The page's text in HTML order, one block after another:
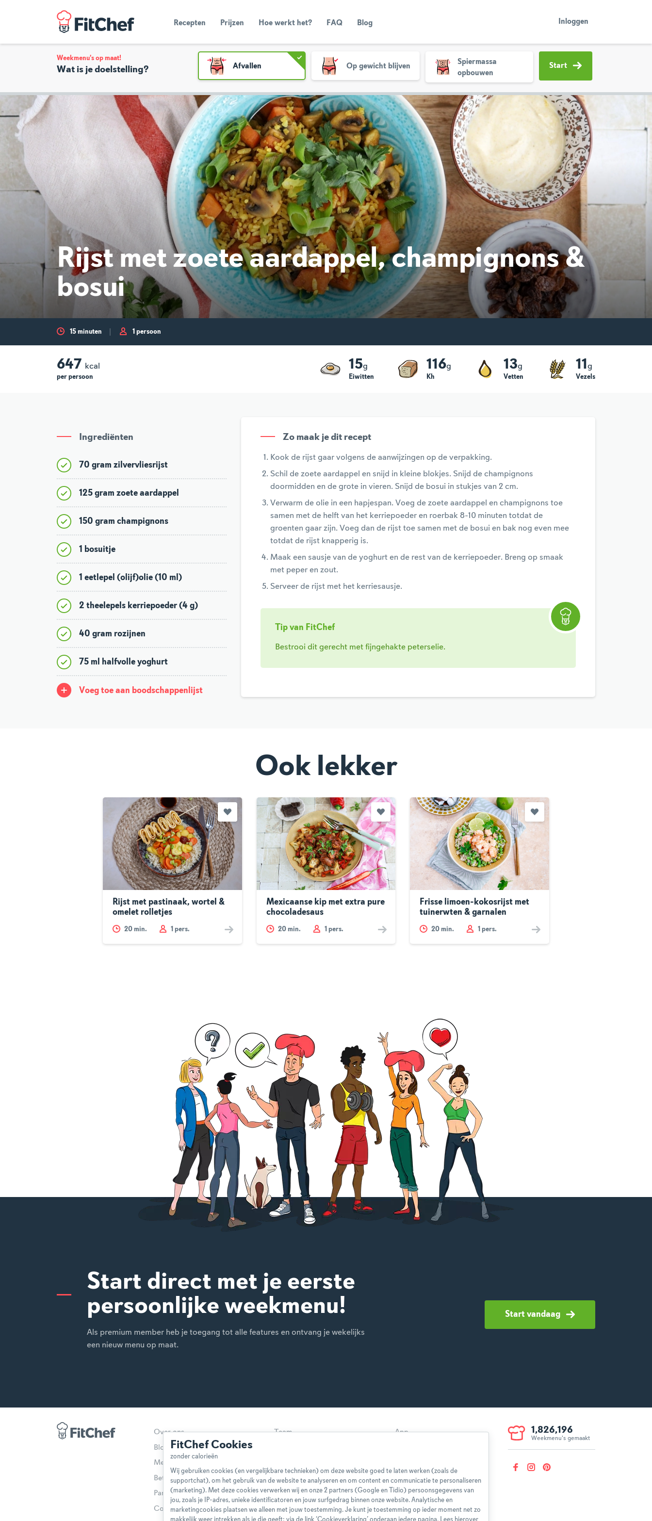
Recepten Prijzen Hoe werkt het? FAQ Blog Inloggen
Weekmenu's op maat!
Wat is je doelstelling? Afvallen Op gewicht blijven
Spiermassa
opbouwen
Start
Rijst met zoete aardappel, champignons &
bosui
15 minuten 1 persoon
647 kcal
per persoon
15g
Eiwitten
116g
Kh
13g
Vetten
11g
Vezels
Ingrediënten
70 gram zilvervliesrijst
125 gram zoete aardappel
150 gram champignons
1 bosuitje
1 eetlepel (olijf)olie (10 ml)
2 theelepels kerriepoeder (4 g)
40 gram rozijnen
75 ml halfvolle yoghurt
Voeg toe aan boodschappenlijst
Zo maak je dit recept
Kook de rijst gaar volgens de aanwijzingen op de verpakking.
Schil de zoete aardappel en snijd in kleine blokjes. Snijd de champignons
doormidden en de grote in vieren. Snijd de bosui in stukjes van 2 cm.
Verwarm de olie in een hapjespan. Voeg de zoete aardappel en champignons toe
samen met de helft van het kerriepoeder en roerbak 8-10 minuten totdat de
groenten gaar zijn. Voeg dan de rijst toe samen met de bosui en bak nog even mee
totdat de rijst knapperig is.
Maak een sausje van de yoghurt en de rest van de kerriepoeder. Breng op smaak
met peper en zout.
Serveer de rijst met het kerriesausje.
Tip van FitChef
Bestrooi dit gerecht met fijngehakte peterselie.
Ook lekker
Rijst met pastinaak, wortel &
omelet rolletjes
20 min. 1 pers.
Mexicaanse kip met extra pure
chocoladesaus
20min. 1 pers.
Frisse limoen-kokosrijst met
tuinerwten & garnalen
20 min. 1 pers.
Start direct met je eerste
persoonlijke weekmenu!
Als premium member heb je toegang tot alle features en ontvang je wekelijks
een nieuw menu op maat.
Start vandaag
Over ons Team
App
Blog
Methodologie
Betaalmethoden
Klachtenprocedure
Bestelling herroepen
Partnerprogramma
Boeken
FAQ
Contact
1,826,196
Weekmenu's gemaakt
FitChef Cookies
Wij gebruiken cookies (en vergelijkbare technieken) om deze website goed te laten werken (zoals de
supportchat), om het gebruik van de website te analyseren en om content en communicatie te personaliseren
(marketing). Met deze cookies verwerken wij en onze 2 partners (Google en Tidio) persoonsgegevens van
jou, zoals je IP-adres, unieke identificatoren en jouw surfgedrag binnen onze website. Analytische en
marketingcookies plaatsen we alleen met jouw toestemming. Je kunt je toestemming op ieder moment net zo
makkelijk weer intrekken als je die geeft: via de link ‘Cookieverklaring’ onderaan iedere pagina. Lees hierover